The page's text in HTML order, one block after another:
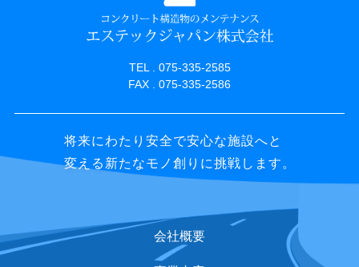
TEL . 075-335-2585
FAX . 075-335-2586
将来にわたり安全で安心な施設へと
変える新たなモノ創りに挑戦します。
会社概要